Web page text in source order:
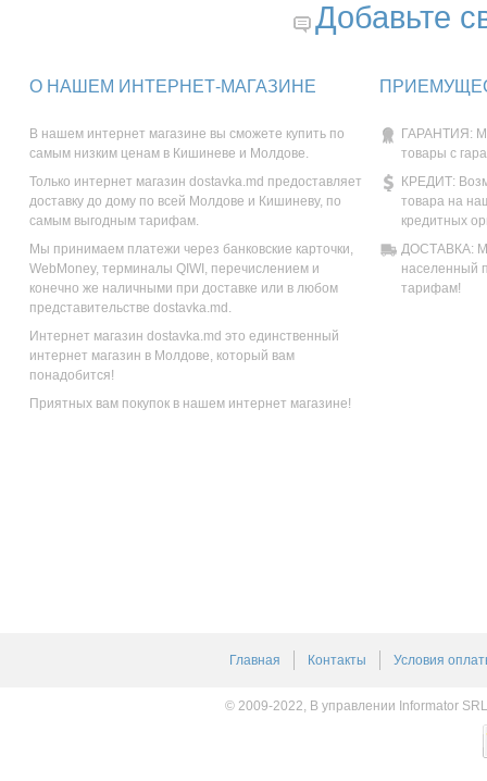
Добавьте
О НАШЕМ ИНТЕРНЕТ-МАГАЗИНЕ
В нашем интернет магазине вы сможете купить по
самым низким ценам в Кишиневе и Молдове.
Только интернет магазин dostavka.md предоставляет
доставку до дому по всей Молдове и Кишиневу, по
самым выгодным тарифам.
Мы принимаем платежи через банковские карточки,
WebMoney, терминалы QIWI, перечислением и
конечно же наличными при доставке или в любом
представительстве dostavka.md.
Интернет магазин dostavka.md это единственный
интернет магазин в Молдове, который вам
понадобится!
Приятных вам покупок в нашем интернет магазине!
ГАРАНТИЯ:
товары с
КРЕДИТ:
товара на
кредитных
ДОСТАВКА:
населенный
тарифам!
Главная Контакты Условия
© 2009-2022, В управлении Informator SRL